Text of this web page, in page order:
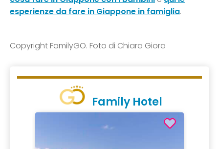
esperienze da fare in Giappone in famiglia.
Copyright FamilyGO. Foto di Chiara Giora
Family Hotel